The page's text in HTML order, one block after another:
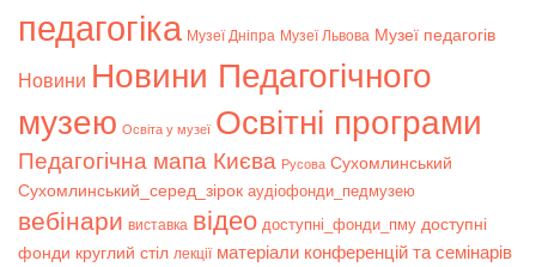
педагогіка Музеї Дніпра Музеї Львова Музеї педагогів
Новини Новини Педагогічного
музею Освіта у музеї Освітні програми
Педагогічна мапа Києва Русова Сухомлинський
Сухомлинський_серед_зірок аудіофонди_педмузею
вебінари виставка відео доступні_фонди_пму доступні
фонди круглий стіл лекції матеріали конференцій та семінарів